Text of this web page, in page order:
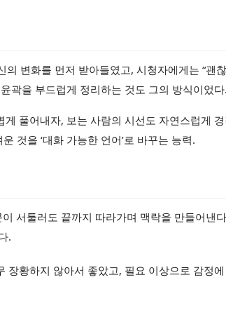
의 변화를 먼저 받아들였고, 시청자에게는 “괜찮
곽을 부드럽게 정리하는 것도 그의 방식이었다.
풀어내자, 보는 사람의 시선도 자연스럽게 경
것을 ‘대화 가능한 언어’로 바꾸는 능력.
서툴러도 끝까지 따라가며 맥락을 만들어낸
.
장황하지 않아서 좋았고, 필요 이상으로 감정에